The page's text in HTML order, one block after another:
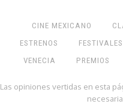
CINE MEXICANO
ESTRENOS
FESTIVALES
VENECIA
PREMIOS
Las opiniones vertidas en esta